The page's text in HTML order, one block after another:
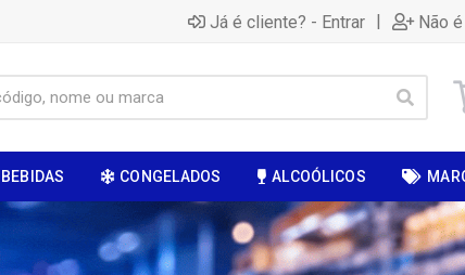
Já é cliente? - Entrar | Não
BEBIDAS CONGELADOS ALCOÓLICOS